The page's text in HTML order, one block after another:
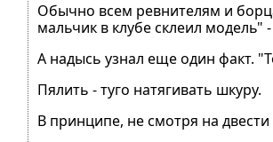
Обычно всем ревнителям и
мальчик в клубе склеил модель"
А надысь узнал еще один факт.
Пялить - туго натягивать шкуру.
В принципе, не смотря на